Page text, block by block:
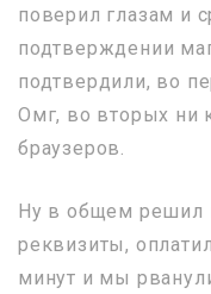
поверил глазам и
подтверждении
подтвердили, во
Омг, во вторых ни
браузеров.
Ну в общем решил
реквизиты,
минут и мы